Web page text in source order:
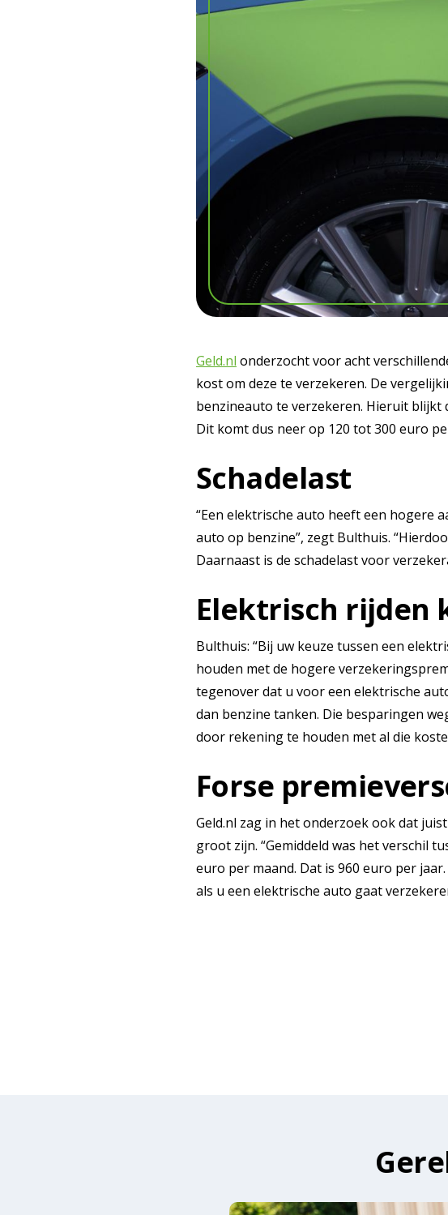
Geld.nl onderzocht voor acht
kost om deze te verzekeren. De
benzineauto te verzekeren. Hieruit blijkt
Dit komt dus neer op 120 tot 300 euro
Schadelast
“Een elektrische auto heeft een hogere
auto op benzine”, zegt Bulthuis.
Daarnaast is de schadelast voor
Elektrisch rijden
Bulthuis: “Bij uw keuze tussen een
houden met de hogere
tegenover dat u voor een elektrische
dan benzine tanken. Die besparingen
door rekening te houden met al die
Forse
Geld.nl zag in het onderzoek ook dat
groot zijn. “Gemiddeld was het verschil
euro per maand. Dat is 960 euro per
als u een elektrische auto gaat